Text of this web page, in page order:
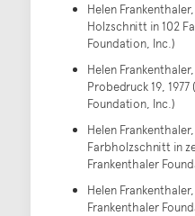
Helen
Holzschnitt in 102
Foundation, Inc.)
Helen
Probedruck 19,
Foundation, Inc.)
Helen
Farbholzschnitt in
Frankenthaler
Helen
Frankenthaler